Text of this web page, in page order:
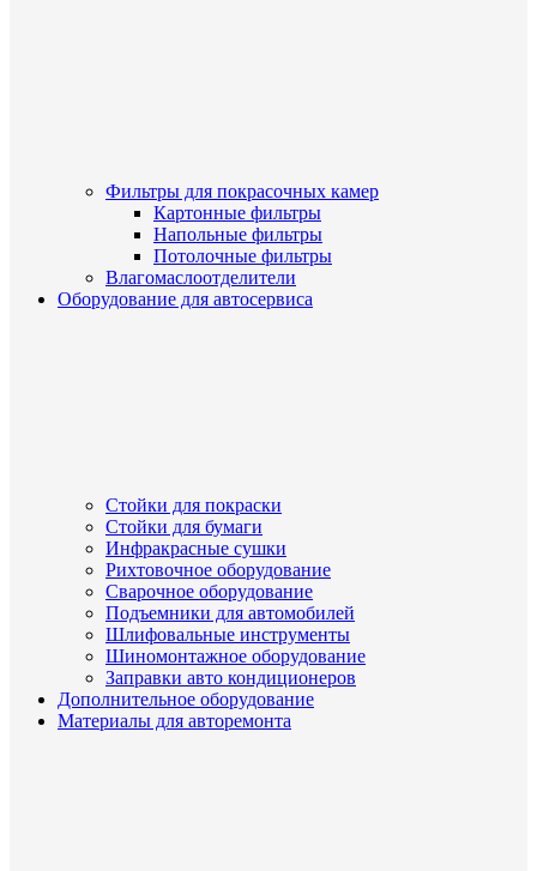
Фильтры для покрасочных камер
Картонные фильтры
Напольные фильтры
Потолочные фильтры
Влагомаслоотделители
Оборудование для автосервиса
Стойки для покраски
Стойки для бумаги
Инфракрасные сушки
Рихтовочное оборудование
Сварочное оборудование
Подъемники для автомобилей
Шлифовальные инструменты
Шиномонтажное оборудование
Заправки авто кондиционеров
Дополнительное оборудование
Материалы для авторемонта